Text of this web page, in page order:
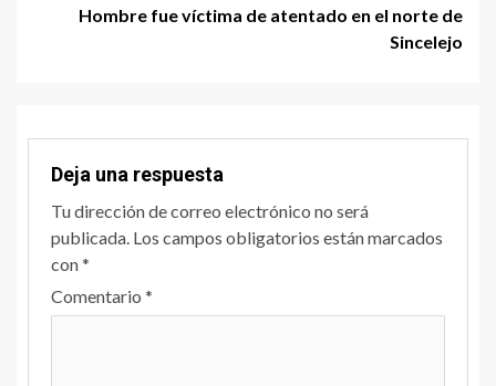
Hombre fue víctima de atentado en el norte de
Sincelejo
Deja una respuesta
Tu dirección de correo electrónico no será
publicada. Los campos obligatorios están marcados
con*
Comentario *